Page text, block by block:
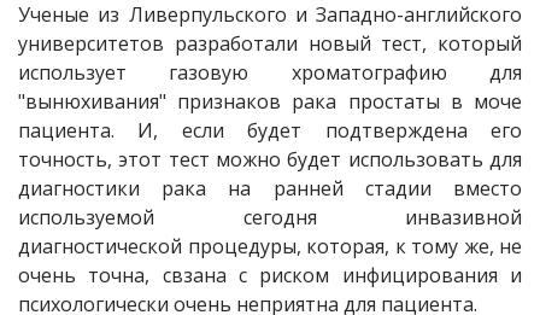
Ученые из Ливерпульского и Западно-английского
университетов разработали новый тест, который
использует газовую хроматографию для
"вынюхивания" признаков рака простаты в моче
пациента. И, если будет подтверждена его
точность, этот тест можно будет использовать для
диагностики рака на ранней стадии вместо
используемой сегодня инвазивной
диагностической процедуры, которая, к тому же, не
очень точна, свзана с риском инфицирования и
психологически очень неприятна для пациента.